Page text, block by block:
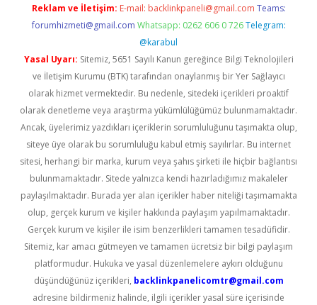
Reklam ve İletişim: E-mail: backlinkpaneli@gmail.com Teams:
forumhizmeti@gmail.com Whatsapp: 0262 606 0 726 Telegram:
@karabul
Yasal Uyarı: Sitemiz, 5651 Sayılı Kanun gereğince Bilgi Teknolojileri
ve İletişim Kurumu (BTK) tarafından onaylanmış bir Yer Sağlayıcı
olarak hizmet vermektedir. Bu nedenle, sitedeki içerikleri proaktif
olarak denetleme veya araştırma yükümlülüğümüz bulunmamaktadır.
Ancak, üyelerimiz yazdıkları içeriklerin sorumluluğunu taşımakta olup,
siteye üye olarak bu sorumluluğu kabul etmiş sayılırlar. Bu internet
sitesi, herhangi bir marka, kurum veya şahıs şirketi ile hiçbir bağlantısı
bulunmamaktadır. Sitede yalnızca kendi hazırladığımız makaleler
paylaşılmaktadır. Burada yer alan içerikler haber niteliği taşımamakta
olup, gerçek kurum ve kişiler hakkında paylaşım yapılmamaktadır.
Gerçek kurum ve kişiler ile isim benzerlikleri tamamen tesadüfidir.
Sitemiz, kar amacı gütmeyen ve tamamen ücretsiz bir bilgi paylaşım
platformudur. Hukuka ve yasal düzenlemelere aykırı olduğunu
düşündüğünüz içerikleri, backlinkpanelicomtr@gmail.com
adresine bildirmeniz halinde, ilgili içerikler yasal süre içerisinde